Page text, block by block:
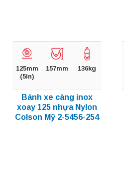
125mm
(5in)
157mm 136kg
Bánh xe càng inox
xoay 125 nhựa Nylon
Colson Mỹ 2-5456-254